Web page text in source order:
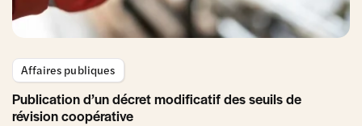
Affaires publiques
Publication d’un décret modificatif des seuils de
révision coopérative